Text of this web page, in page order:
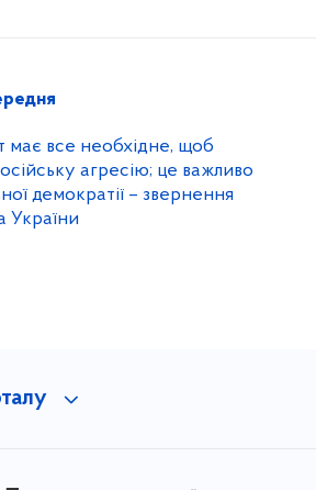
має все необхідне, щоб
агресію; це важливо
демократії – звернення
України